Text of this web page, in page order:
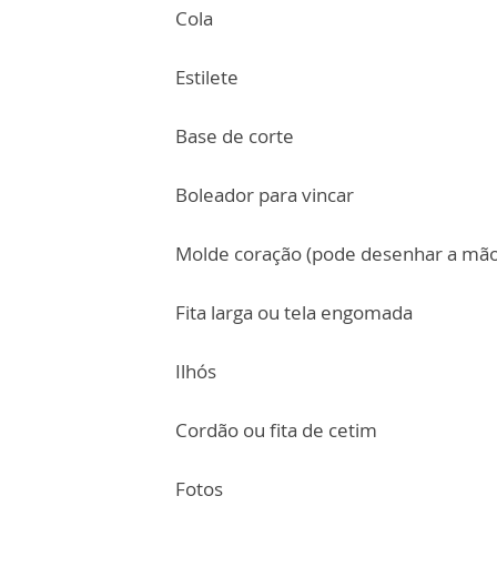
Cola
Estilete
Base de corte
Boleador para vincar
Molde coração (pode desenhar a
Fita larga ou tela engomada
Ilhós
Cordão ou fita de cetim
Fotos